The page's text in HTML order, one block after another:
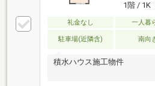
1階 / 1K
礼金なし 一人暮
駐車場(近隣含) 南向
積水ハウス施工物件